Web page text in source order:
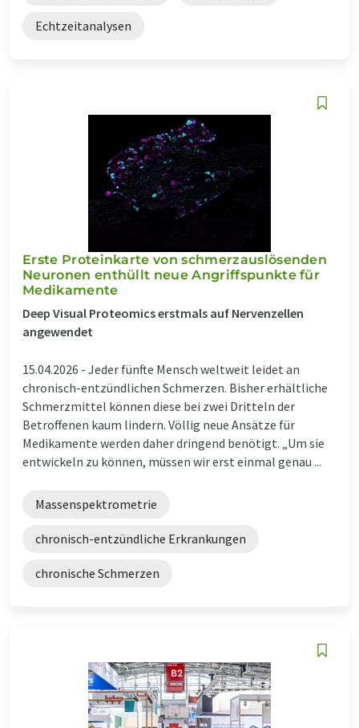
Echtzeitanalysen
Erste Proteinkarte von schmerzauslösenden
Neuronen enthüllt neue Angriffspunkte für
Medikamente
Deep Visual Proteomics erstmals auf Nervenzellen
angewendet
15.04.2026 - Jeder fünfte Mensch weltweit leidet an
chronisch-entzündlichen Schmerzen. Bisher erhältliche
Schmerzmittel können diese bei zwei Dritteln der
Betroffenen kaum lindern. Völlig neue Ansätze für
Medikamente werden daher dringend benötigt. ​„Um sie
entwickeln zu können, müssen wir erst einmal genau ...
Massenspektrometrie
chronisch-entzündliche Erkrankungen
chronische Schmerzen